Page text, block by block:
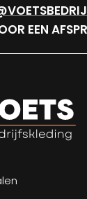
EEN